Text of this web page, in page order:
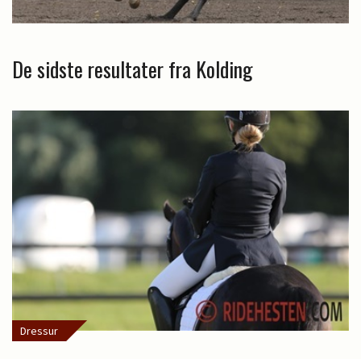
De sidste resultater fra Kolding
Dressur